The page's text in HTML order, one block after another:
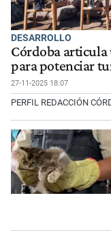
DESARROLLO
Córdoba articula
para potenciar
27-11-2025 18:07
PERFIL REDACCIÓN